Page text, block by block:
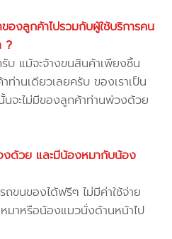
องลูกค้าไปรวมกับผู้ใช้บริการคน
?
บ แม้จะจ้างขนสินค้าเพียงชิ้น
ท่านเดียวเลยครับ ของเราเป็น
จะไม่มีของลูกค้าท่านพ่วงด้วย
ด้วย และมีน้องหมากับน้อง
ขนของได้ฟรีๆ ไม่มีค่าใช้จ่าย
มาหรือน้องแมวนั่งด้านหน้าไป